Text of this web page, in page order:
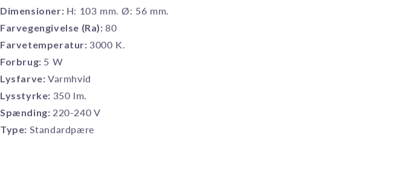
Dimensioner: H: 103 mm. Ø: 56 mm.
Farvegengivelse (Ra):80
Farvetemperatur:3000 K.
Forbrug: 5 W
Lysfarve: Varmhvid
Lysstyrke: 350 lm.
Spænding: 220-240 V
Type: Standardpære